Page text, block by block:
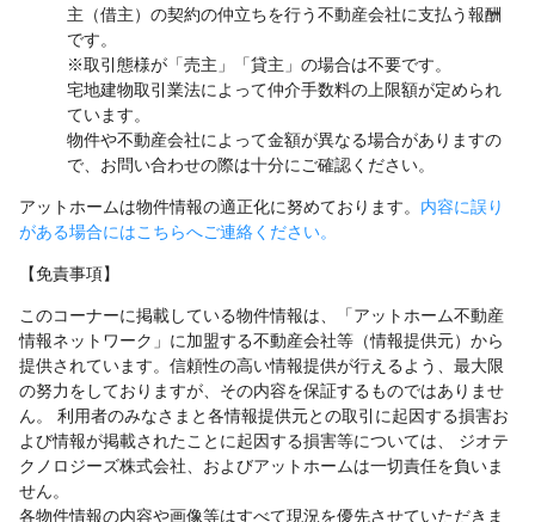
主（借主）の契約の仲立ちを行う不動産会社に支払う報酬
です。
※取引態様が「売主」「貸主」の場合は不要です。
宅地建物取引業法によって仲介手数料の上限額が定められ
ています。
物件や不動産会社によって金額が異なる場合がありますの
で、お問い合わせの際は十分にご確認ください。
アットホームは物件情報の適正化に努めております。 内容に誤り
がある場合にはこちらへご連絡ください。
【免責事項】
このコーナーに掲載している物件情報は、「アットホーム不動産
情報ネットワーク」に加盟する不動産会社等（情報提供元）から
提供されています。信頼性の高い情報提供が行えるよう、最大限
の努力をしておりますが、その内容を保証するものではありませ
ん。 利用者のみなさまと各情報提供元との取引に起因する損害お
よび情報が掲載されたことに起因する損害等については、 ジオテ
クノロジーズ株式会社、およびアットホームは一切責任を負いま
せん。
各物件情報の内容や画像等はすべて現況を優先させていただきま